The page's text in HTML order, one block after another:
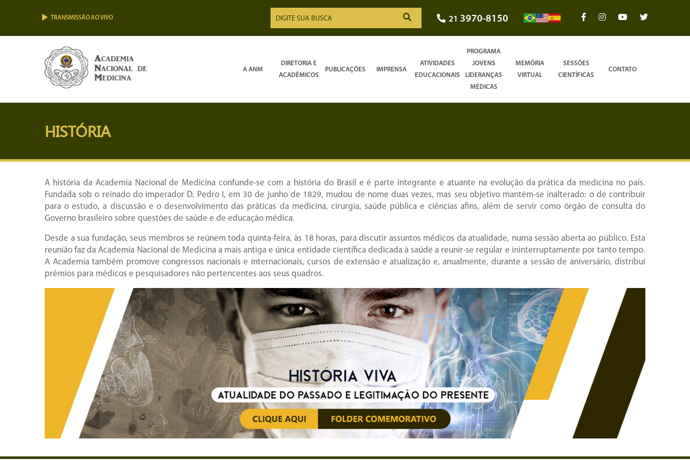
TRANSMISSÃO AO VIVO 21 3970-8150
A ANM
DIRETORIA E
ACADÊMICOS
PUBLICAÇÕES IMPRENSA
ATIVIDADES
EDUCACIONAIS
PROGRAMA
JOVENS
LIDERANÇAS
MÉDICAS
MEMÓRIA
VIRTUAL
SESSÕES
CIENTÍFICAS
CONTATO
HISTÓRIA
A história da Academia Nacional de Medicina confunde-se com a história do Brasil e é parte integrante e atuante na evolução da prática da medicina no país.
Fundada sob o reinado do imperador D. Pedro I, em 30 de junho de 1829, mudou de nome duas vezes, mas seu objetivo mantém-se inalterado: o de contribuir
para o estudo, a discussão e o desenvolvimento das práticas da medicina, cirurgia, saúde pública e ciências afins, além de servir como órgão de consulta do
Governo brasileiro sobre questões de saúde e de educação médica.
Desde a sua fundação, seus membros se reúnem toda quinta-feira, às 18 horas, para discutir assuntos médicos da atualidade, numa sessão aberta ao público. Esta
reunião faz da Academia Nacional de Medicina a mais antiga e única entidade científica dedicada à saúde a reunir-se regular e ininterruptamente por tanto tempo.
A Academia também promove congressos nacionais e internacionais, cursos de extensão e atualização e, anualmente, durante a sessão de aniversário, distribui
prêmios para médicos e pesquisadores não pertencentes aos seus quadros.